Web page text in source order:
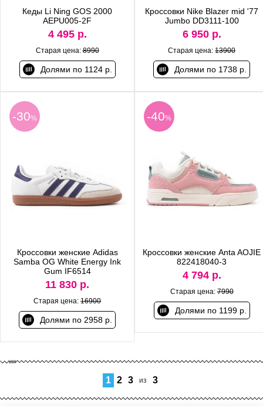
Кеды Li Ning GOS 2000
AEPU005-2F
4 495 р.
Старая цена:8990
Долями по 1124 р.
Кроссовки Nike Blazer mid '77
Jumbo DD3111-100
6 950 р.
Старая цена: 13900
Долями по 1738 р.
-30%
Кроссовки женские Adidas
Samba OG White Energy Ink
Gum IF6514
11 830 р.
Старая цена: 16900
Долями по 2958 р.
-40%
Кроссовки женские Anta AOJIE
822418040-3
4 794 р.
Старая цена:7990
Долями по 1199 р.
1 2 3 из 3